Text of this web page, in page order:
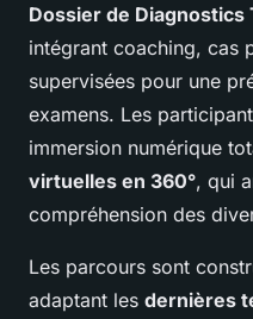
Dossier de Diagnostics
intégrant coaching, cas
supervisées pour une
examens. Les
immersion numérique
virtuelles en 360°, qui
compréhension des
Les parcours sont
adaptant les dernières